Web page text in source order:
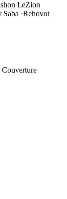
LeZion
Saba ·Rehovot
Couverture